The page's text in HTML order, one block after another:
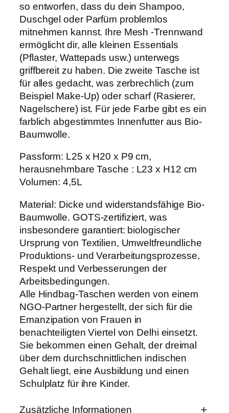
l
x
v
e
r
s
c
h
.
F
a
r
e
n
M
e
g
e
so entworfen, dass du dein Shampoo,
Duschgel oder Parfüm problemlos
mitnehmen kannst. Ihre Mesh -Trennwand
ermöglicht dir, alle kleinen Essentials
(Pflaster, Wattepads usw.) unterwegs
griffbereit zu haben. Die zweite Tasche ist
für alles gedacht, was zerbrechlich (zum
Beispiel Make-Up) oder scharf (Rasierer,
Nagelschere) ist. Für jede Farbe gibt es ein
farblich abgestimmtes Innenfutter aus Bio-
Baumwolle.
Passform: L25 x H20 x P9 cm,
herausnehmbare Tasche : L23 x H12 cm
Volumen: 4,5L
Material: Dicke und widerstandsfähige Bio-
Baumwolle. GOTS-zertifiziert, was
insbesondere garantiert: biologischer
Ursprung von Textilien, Umweltfreundliche
Produktions- und Verarbeitungsprozesse,
Respekt und Verbesserungen der
Arbeitsbedingungen.
Alle Hindbag-Taschen werden von einem
NGO-Partner hergestellt, der sich für die
Emanzipation von Frauen in
benachteiligten Viertel von Delhi einsetzt.
Sie bekommen einen Gehalt, der dreimal
über dem durchschnittlichen indischen
Gehalt liegt, eine Ausbildung und einen
Schulplatz für ihre Kinder.
Zusätzliche Informationen